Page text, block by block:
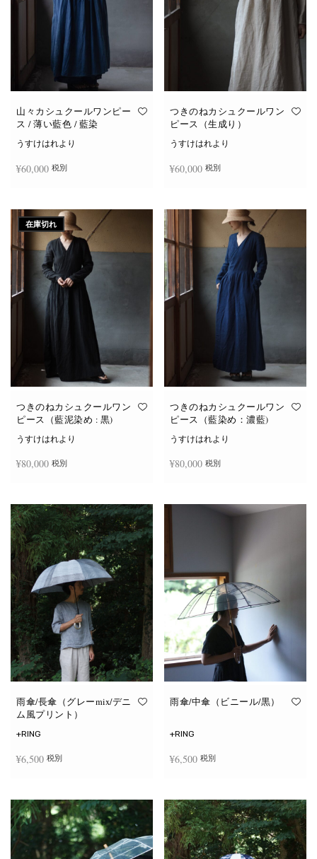
山々カシュクールワンピー
ス / 薄い藍色 / 藍染
うすけはれより
¥60,000 税別
つきのねカシュクールワン
ピース（生成り）
うすけはれより
¥60,000 税別
在庫切れ
つきのねカシュクールワン
ピース（藍泥染め : 黒)
うすけはれより
¥80,000 税別
つきのねカシュクールワン
ピース（藍染め：濃藍)
うすけはれより
¥80,000 税別
雨傘/長傘（グレーmix/デニ
ム風プリント）
+RING
¥6,500 税別
雨傘/中傘（ビニール/黒）
+RING
¥6,500 税別